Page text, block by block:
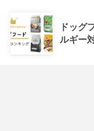
ドッグ
ルギー